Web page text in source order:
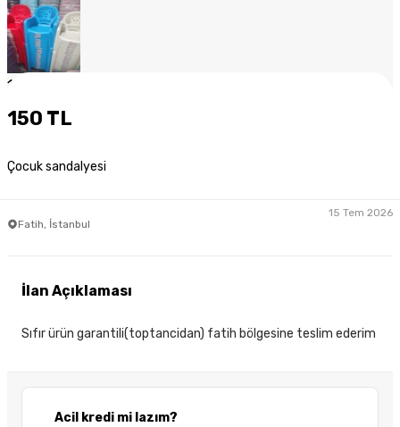
1
150 TL
Çocuk sandalyesi
Fatih, İstanbul
15 Tem 2026
Acil kredi mi lazım?
İlan Açıklaması
Sıfır ürün garantili(toptancidan) fatih bölgesine teslim ederim